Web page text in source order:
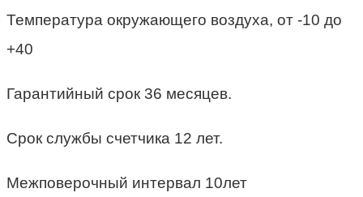
Температура окружающего воздуха, от -10 до
+40
Гарантийный срок 36 месяцев.
Срок службы счетчика 12 лет.
Межповерочный интервал 10лет